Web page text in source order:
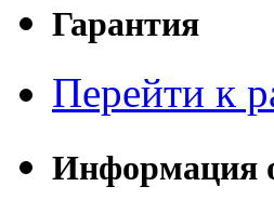
Гарантия
Перейти к
Информация